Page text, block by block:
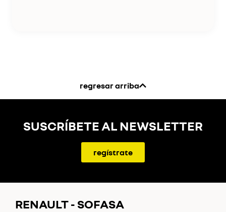
regresar arriba
SUSCRÍBETE AL NEWSLETTER
regístrate
RENAULT - SOFASA